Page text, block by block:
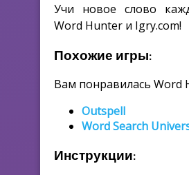
Учи новое слово
Word Hunter и Igry.com!
Похожие игры:
Вам понравилась Word
Outspell
Word Search
Инструкции: